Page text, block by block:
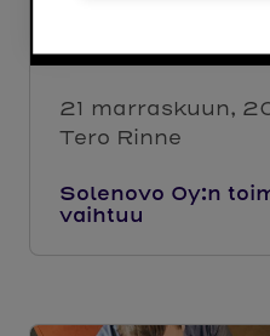
21 marraskuun,
Tero Rinne
Solenovo Oy:n
vaihtuu